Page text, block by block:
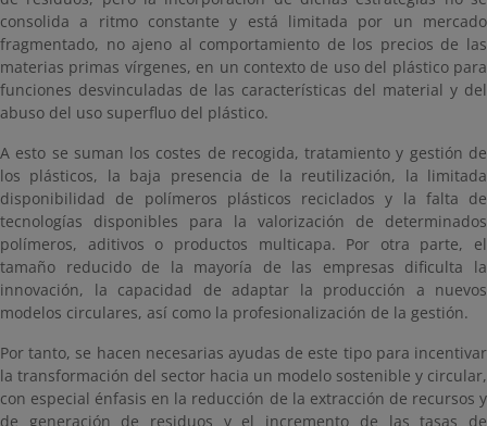
consolida a ritmo constante y está limitada por un mercado
fragmentado, no ajeno al comportamiento de los precios de las
materias primas vírgenes, en un contexto de uso del plástico para
funciones desvinculadas de las características del material y del
abuso del uso superfluo del plástico.
A esto se suman los costes de recogida, tratamiento y gestión de
los plásticos, la baja presencia de la reutilización, la limitada
disponibilidad de polímeros plásticos reciclados y la falta de
tecnologías disponibles para la valorización de determinados
polímeros, aditivos o productos multicapa. Por otra parte, el
tamaño reducido de la mayoría de las empresas dificulta la
innovación, la capacidad de adaptar la producción a nuevos
modelos circulares, así como la profesionalización de la gestión.
Por tanto, se hacen necesarias ayudas de este tipo para incentivar
la transformación del sector hacia un modelo sostenible y circular,
con especial énfasis en la reducción de la extracción de recursos y
de generación de residuos y el incremento de las tasas de